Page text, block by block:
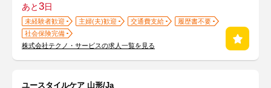
あと3日
未経験者歓迎 主婦(夫)歓迎 交通費支給
履歴書不要
社会保険完備
株式会社テクノ・サービスの求人一覧を見る
ユースタイルケア 山形/Ja